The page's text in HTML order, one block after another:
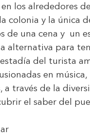
los alrededores
colonia y la única
de una cena y un
alternativa para
del turista
en música,
a través de la
el saber del